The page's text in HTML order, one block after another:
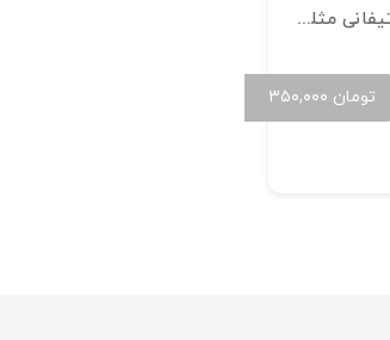
آویز قفل تیفانی مثلثی 04
۳۵۰,۰۰۰ تومان